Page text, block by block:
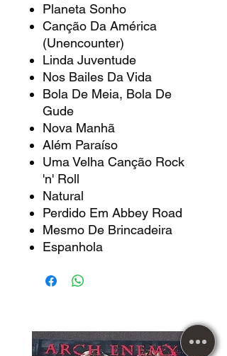
Planeta Sonho
Canção Da América
(Unencounter)
Linda Juventude
Nos Bailes Da Vida
Bola De Meia, Bola De
Gude
Nova Manhã
Além Paraíso
Uma Velha Canção Rock
'n' Roll
Natural
Perdido Em Abbey Road
Mesmo De Brincadeira
Espanhola